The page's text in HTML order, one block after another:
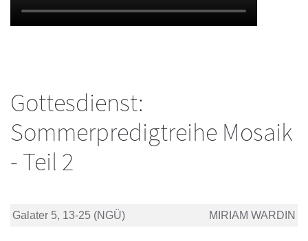
Gottesdienst:
Sommerpredigtreihe Mosaik
- Teil 2
Galater 5, 13-25 (NGÜ) MIRIAM WARDIN